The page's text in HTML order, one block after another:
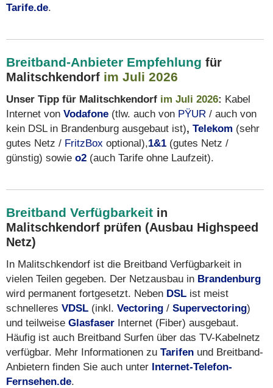
Tarife.de.
Breitband-Anbieter Empfehlung für
Malitschkendorf im Juli 2026
Unser Tipp für Malitschkendorf im Juli 2026: Kabel
Internet von Vodafone (tlw. auch von PŸUR / auch von
kein DSL in Brandenburg ausgebaut ist), Telekom (sehr
gutes Netz / FritzBox optional),1&1 (gutes Netz /
günstig) sowie o2 (auch Tarife ohne Laufzeit).
Breitband Verfügbarkeit in
Malitschkendorf prüfen (Ausbau Highspeed
Netz)
In Malitschkendorf ist die Breitband Verfügbarkeit in
vielen Teilen gegeben. Der Netzausbau in Brandenburg
wird permanent fortgesetzt. Neben DSL ist meist
schnelleres VDSL (inkl. Vectoring / Supervectoring)
und teilweise Glasfaser Internet (Fiber) ausgebaut.
Häufig ist auch Breitband Surfen über das TV-Kabelnetz
verfügbar. Mehr Informationen zu Tarifen und Breitband-
Anbietern finden Sie auch unter Internet-Telefon-
Fernsehen.de.